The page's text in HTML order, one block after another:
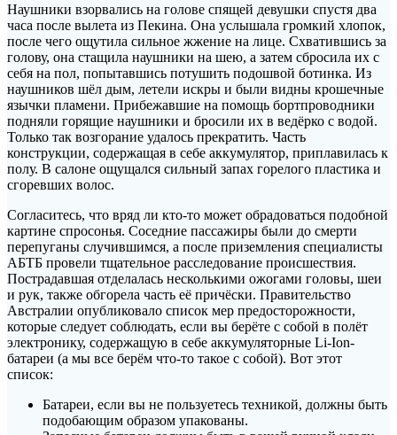
Наушники взорвались на голове спящей девушки спустя два
часа после вылета из Пекина. Она услышала громкий хлопок,
после чего ощутила сильное жжение на лице. Схватившись за
голову, она стащила наушники на шею, а затем сбросила их с
себя на пол, попытавшись потушить подошвой ботинка. Из
наушников шёл дым, летели искры и были видны крошечные
язычки пламени. Прибежавшие на помощь бортпроводники
подняли горящие наушники и бросили их в ведёрко с водой.
Только так возгорание удалось прекратить. Часть
конструкции, содержащая в себе аккумулятор, приплавилась к
полу. В салоне ощущался сильный запах горелого пластика и
сгоревших волос.
Согласитесь, что вряд ли кто-то может обрадоваться подобной
картине спросонья. Соседние пассажиры были до смерти
перепуганы случившимся, а после приземления специалисты
АБТБ провели тщательное расследование происшествия.
Пострадавшая отделалась несколькими ожогами головы, шеи
и рук, также обгорела часть её причёски. Правительство
Австралии опубликовало список мер предосторожности,
которые следует соблюдать, если вы берёте с собой в полёт
электронику, содержащую в себе аккумуляторные Li-Ion-
батареи (а мы все берём что-то такое с собой). Вот этот
список:
Батареи, если вы не пользуетесь техникой, должны быть
подобающим образом упакованы.